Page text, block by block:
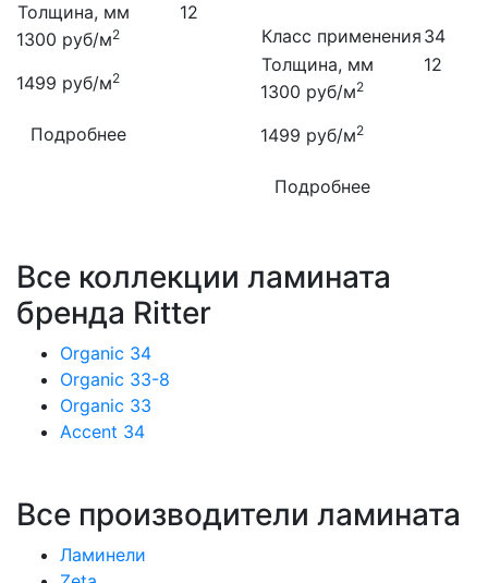
Толщина, мм
12
1300 руб/м2
1499 руб/м2
Подробнее
Класс применения 34
Толщина, мм
12
1300 руб/м2
1499 руб/м2
Подробнее
Все коллекции ламината
бренда Ritter
Organic 34
Organic 33-8
Organic 33
Accent 34
Все производители ламината
Ламинели